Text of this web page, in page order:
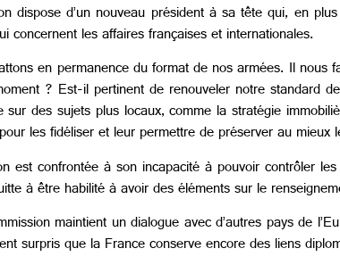
dispose d’un nouveau président à sa tête qui, en
concernent les affaires françaises et internationales.
en permanence du format de nos armées. Il
? Est-il pertinent de renouveler notre standard
sur des sujets plus locaux, comme la stratégie
les fidéliser et leur permettre de préserver au mieux
est confrontée à son incapacité à pouvoir contrôler
à être habilité à avoir des éléments sur le
maintient un dialogue avec d’autres pays de
surpris que la France conserve encore des liens